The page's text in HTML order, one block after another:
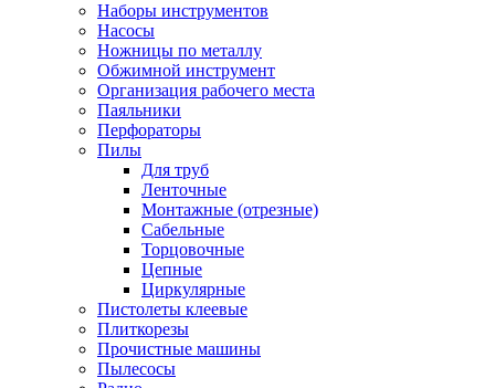
Наборы инструментов
Насосы
Ножницы по металлу
Обжимной инструмент
Организация рабочего места
Паяльники
Перфораторы
Пилы
Для труб
Ленточные
Монтажные (отрезные)
Сабельные
Торцовочные
Цепные
Циркулярные
Пистолеты клеевые
Плиткорезы
Прочистные машины
Пылесосы